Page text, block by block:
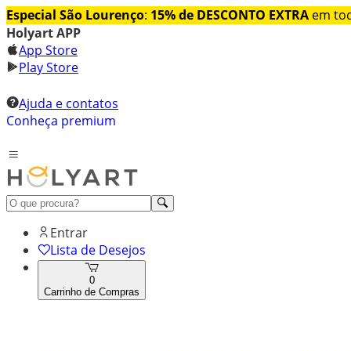
Especial São Lourenço: 15% de DESCONTO EXTRA em
Holyart APP
App Store
Play Store
Ajuda e contatos
Conheça premium
Entrar
Lista de Desejos
0
Carrinho de Compras